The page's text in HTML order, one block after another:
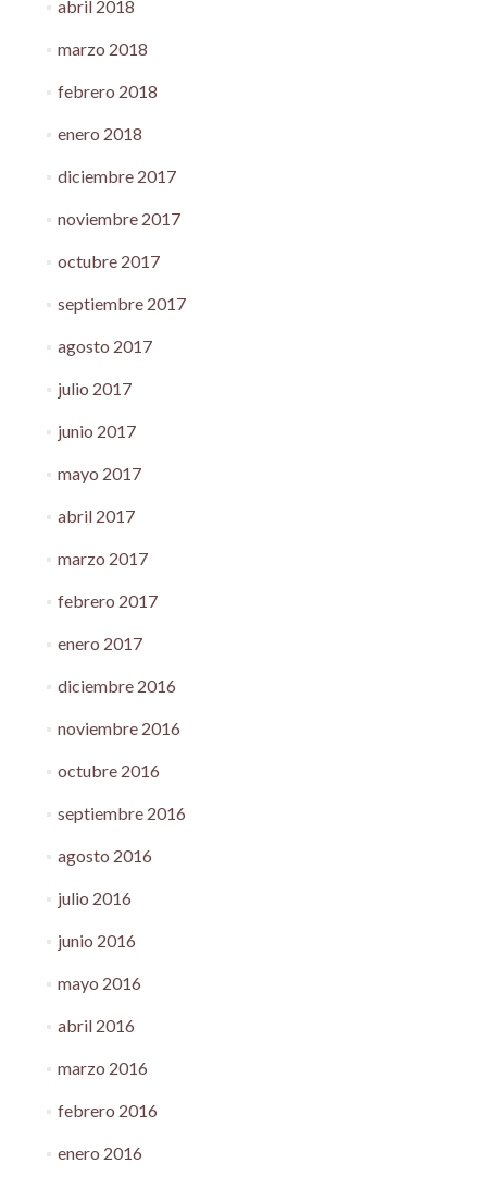
abril 2018
marzo 2018
febrero 2018
enero 2018
diciembre 2017
noviembre 2017
octubre 2017
septiembre 2017
agosto 2017
julio 2017
junio 2017
mayo 2017
abril 2017
marzo 2017
febrero 2017
enero 2017
diciembre 2016
noviembre 2016
octubre 2016
septiembre 2016
agosto 2016
julio 2016
junio 2016
mayo 2016
abril 2016
marzo 2016
febrero 2016
enero 2016